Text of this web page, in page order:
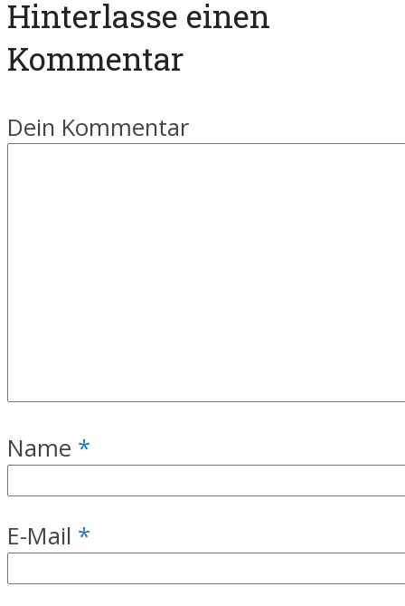
Hinterlasse einen
Kommentar
Dein Kommentar
Name *
E-Mail *